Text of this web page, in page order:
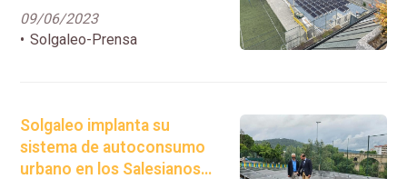
educativo de Salesianos de
Ourense, con la instalación
09/06/2023
Solgaleo-Prensa
Solgaleo implanta su
sistema de autoconsumo
urbano en los Salesianos